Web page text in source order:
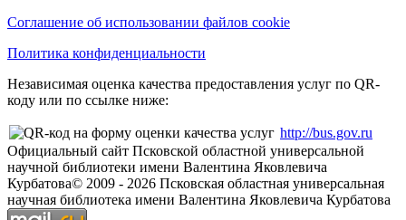
Соглашение об использовании файлов cookie
Политика конфиденциальности
Независимая оценка качества предоставления услуг по QR-
коду или по ссылке ниже:
http://bus.gov.ru
Официальный сайт Псковской областной универсальной
научной библиотеки имени Валентина Яковлевича
Курбатова© 2009 - 2026 Псковская областная универсальная
научная библиотека имени Валентина Яковлевича Курбатова